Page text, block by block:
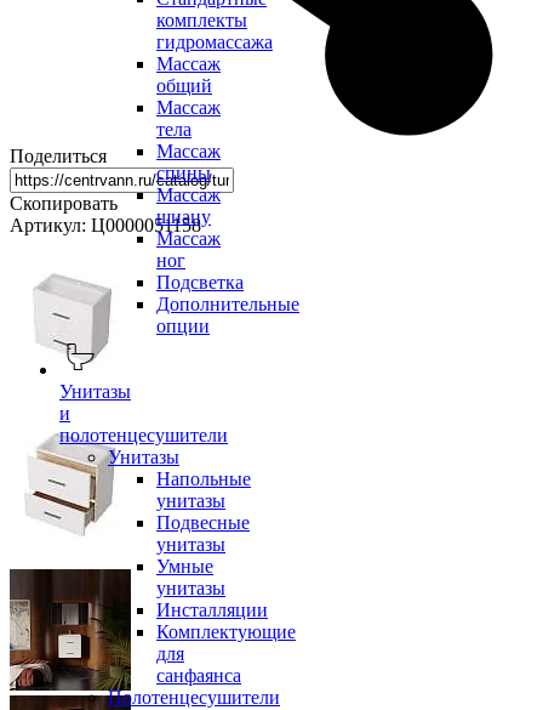
комплекты
гидромассажа
Массаж
общий
Массаж
тела
Массаж
спины
Массаж
шиацу
Массаж
ног
Подсветка
Дополнительные
опции
Унитазы
и
полотенцесушители
Унитазы
Напольные
унитазы
Подвесные
унитазы
Умные
унитазы
Инсталляции
Комплектующие
для
санфаянса
Полотенцесушители
Поделиться
Скопировать
Артикул: Ц0000051158